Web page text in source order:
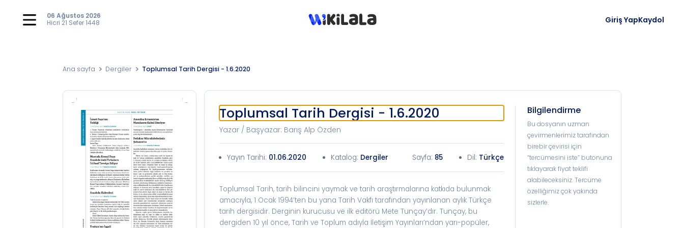
06 Ağustos 2026
Hicri 21 Sefer 1448 Giriş YapKaydol
Ana sayfa Dergiler Toplumsal Tarih Dergisi - 1.6.2020
Toplumsal Tarih Dergisi - 1.6.2020
Yazar / Başyazar: Barış Alp Özden
Yayın Tarihi: 01.06.2020 Katalog: Dergiler Sayfa: 85 Dil: Türkçe
Toplumsal Tarih, tarih bilincini yaymak ve tarih araştırmalarına katkıda bulunmak
amacıyla, 1 Ocak 1994’ten bu yana Tarih Vakfı tarafından yayınlanan aylık Türkçe
tarih dergisidir. Derginin kurucusu ve ilk editörü Mete Tunçay’dır. Tunçay, bu
dergiden 10 yıl önce, Tarih ve Toplum adıyla İletişim Yayınları’ndan yarı-popüler,
Bilgilendirme
Bu dosyanın uzman
çevirmenlerimiz tarafından
birebir çevirisi için
“tercümesini iste” butonuna
tıklayarak fiyat teklifi
alabileceksiniz. Tercüme
özelliğimiz çok yakında
sizlerle.